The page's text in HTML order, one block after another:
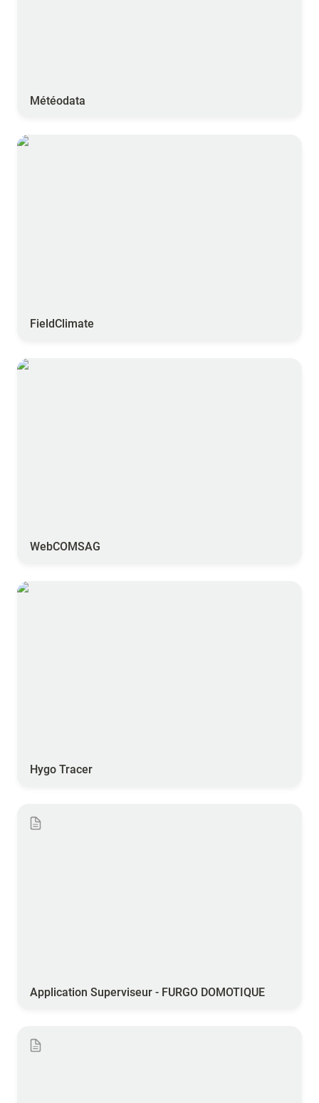
Météodata
FieldClimate
FieldClimate
WebCOMSAG
WebCOMSAG
Hygo Tracer
Hygo Tracer
Application Superviseur - FURGO DOMOTIQUE
FURGO DOMOTIQUE